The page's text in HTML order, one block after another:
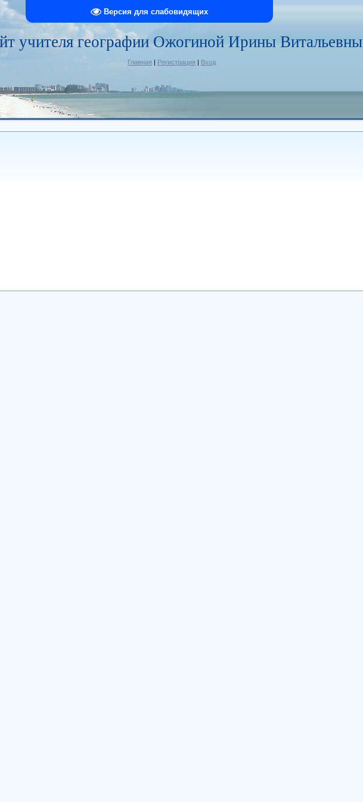
Версия для слабовидящих
учителя географии Ожогиной Ирины Витальевны
Главная | Регистрация | Вход